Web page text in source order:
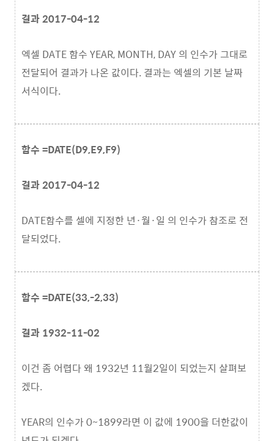
결과 2017-04-12
엑셀 DATE 함수 YEAR, MONTH, DAY 의 인수가 그대로
전달되어 결과가 나온 값이다. 결과는 엑셀의 기본 날짜
서식이다.
함수 =DATE(D9,E9,F9)
결과 2017-04-12
DATE함수를 셀에 지정한 년·월·일 의 인수가 참조로 전
달되었다.
함수 =DATE(33,-2,33)
결과 1932-11-02
이건 좀 어렵다 왜 1932년 11월2일이 되었는지 살펴보
겠다.
YEAR의 인수가 0~1899라면 이 값에 1900을 더한값이